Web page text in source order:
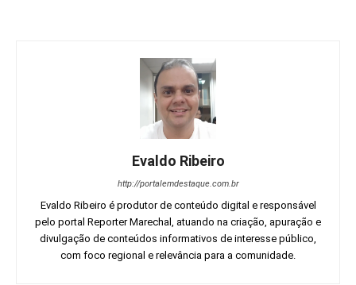
Evaldo Ribeiro
http://portalemdestaque.com.br
Evaldo Ribeiro é produtor de conteúdo digital e responsável
pelo portal Reporter Marechal, atuando na criação, apuração e
divulgação de conteúdos informativos de interesse público,
com foco regional e relevância para a comunidade.